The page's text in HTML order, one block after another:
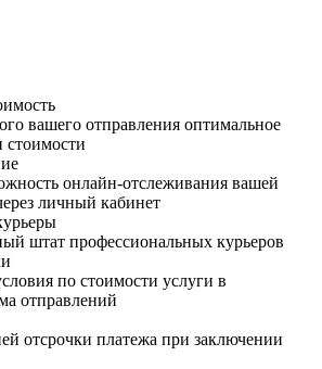
вашего отправления оптимальное
стоимости
онлайн-отслеживания вашей
личный кабинет
штат профессиональных курьеров
по стоимости услуги в
отправлений
отсрочки платежа при заключении